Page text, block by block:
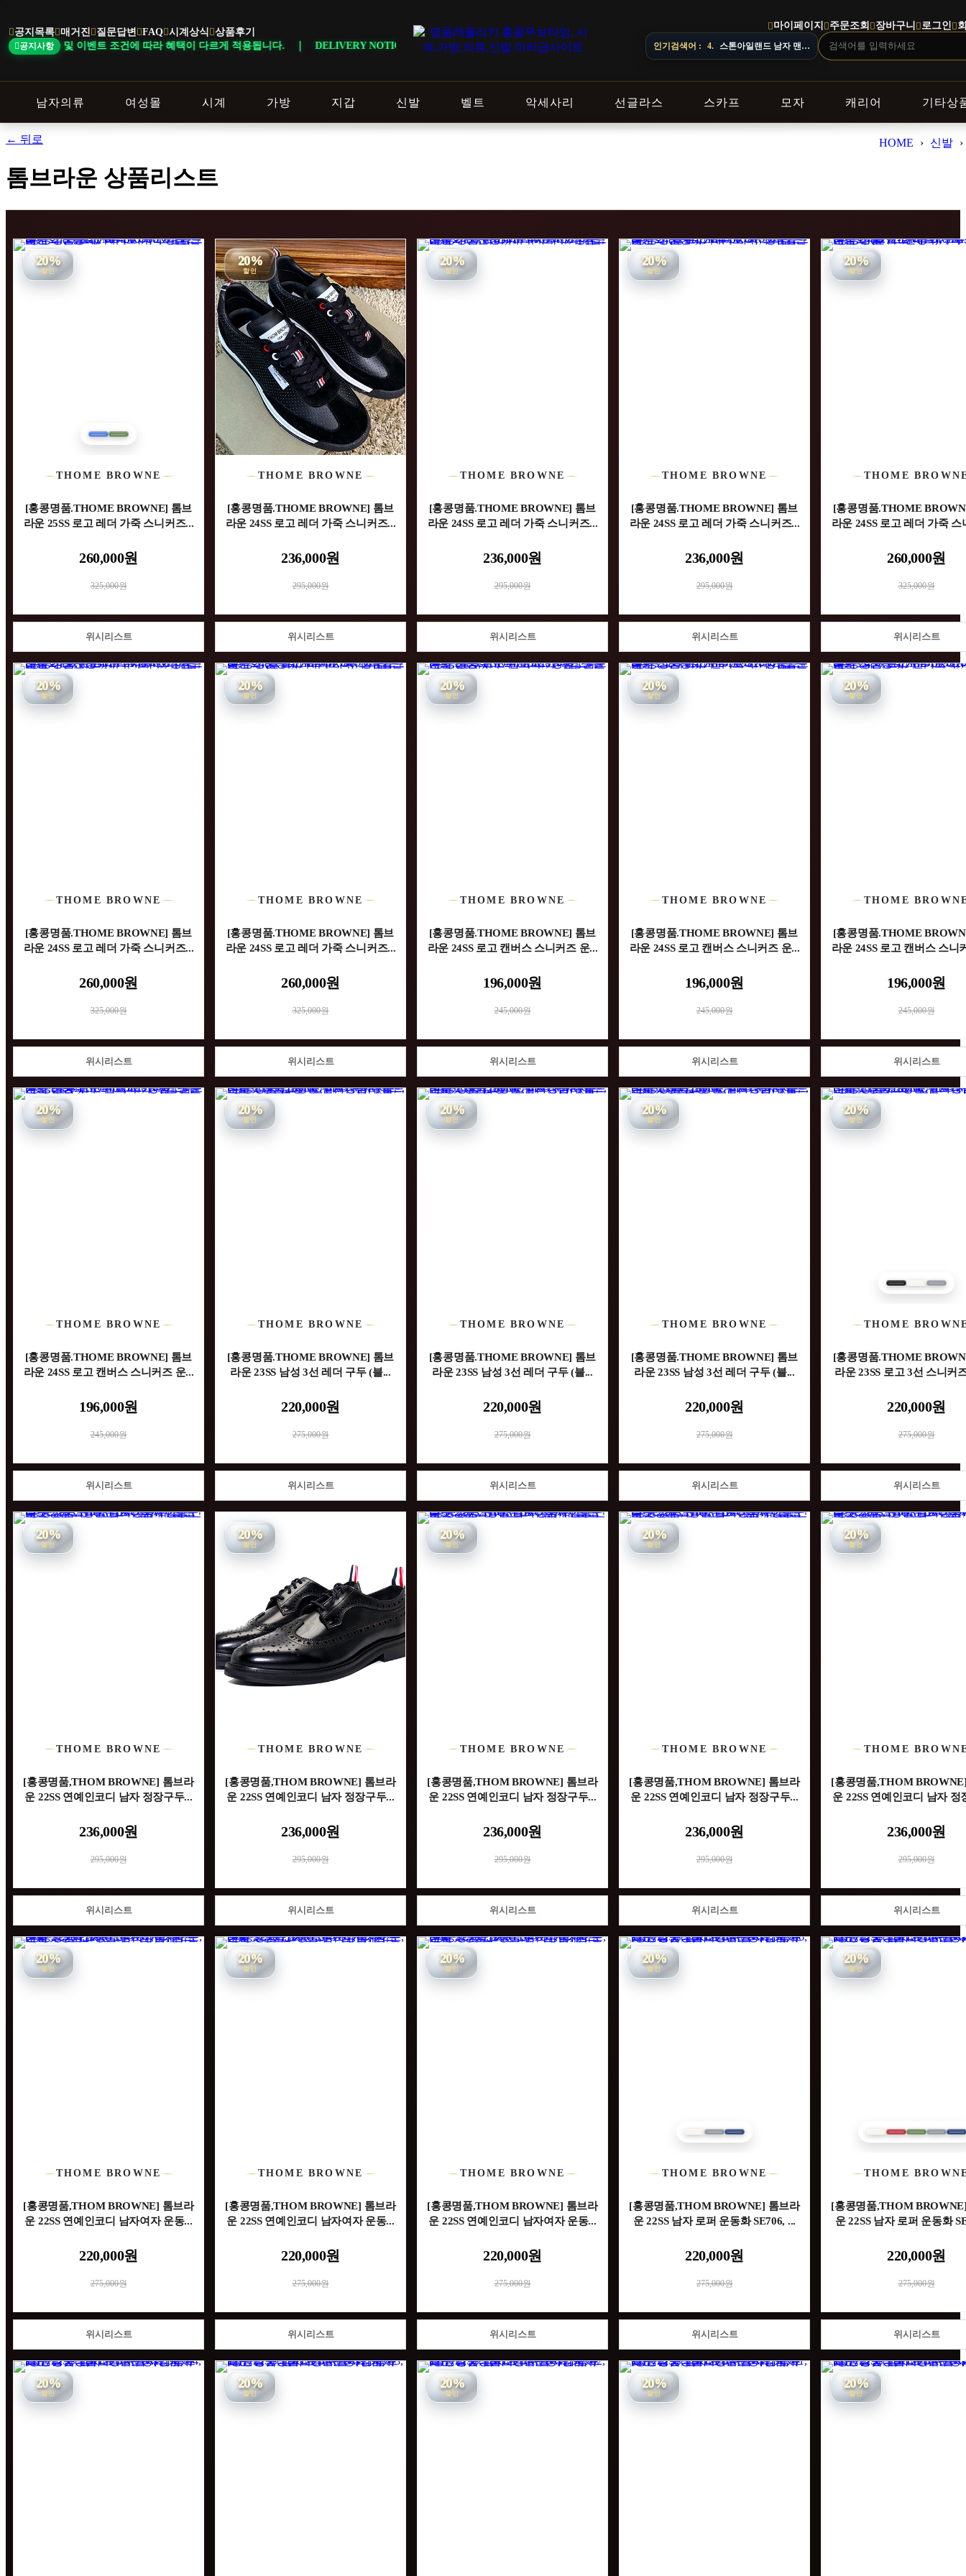
공지목록 매거진 질문답변 FAQ 시계상식 상품후기
공지사항
따라 혜택이 다르게 적용됩니다. ｜ DELIVERY NOTICE · 지역에 따라 배송 일정이 달라질 수 있으니 주문 전 상담창으로 문의해 주세요.
마이페이지 주문조회 장바구니 로그인
인기검색어 :
4. 스톤아일랜드 남자 맨투맨
5. 오프화이트 남자 후드
남자의류 여성몰 시계 가방 지갑 신발 벨트 악세사리 선글라스 스카프 모자 캐리어 기타상
바
로
기
← 뒤로 HOME › 신발 ›
톰브라운 상품리스트
20%
할인
THOME BROWNE
[홍콩명품.THOME BROWNE] 톰브
라운 25SS 로고 레더 가죽 스니커즈...
260,000원
325,000원
위시리스트
20%
할인
THOME BROWNE
[홍콩명품.THOME BROWNE] 톰브
라운 24SS 로고 레더 가죽 스니커즈...
236,000원
295,000원
위시리스트
20%
할인
THOME BROWNE
[홍콩명품.THOME BROWNE] 톰브
라운 24SS 로고 레더 가죽 스니커즈...
236,000원
295,000원
위시리스트
20%
할인
THOME BROWNE
[홍콩명품.THOME BROWNE] 톰브
라운 24SS 로고 레더 가죽 스니커즈...
236,000원
295,000원
위시리스트
20%
할인
THOME
[홍콩명품.THOME
라운 24SS 로고 레더 가죽 스
260,000원
325,000원
위시리스트
20%
할인
THOME BROWNE
[홍콩명품.THOME BROWNE] 톰브
라운 24SS 로고 레더 가죽 스니커즈...
260,000원
325,000원
위시리스트
20%
할인
THOME BROWNE
[홍콩명품.THOME BROWNE] 톰브
라운 24SS 로고 레더 가죽 스니커즈...
260,000원
325,000원
위시리스트
20%
할인
THOME BROWNE
[홍콩명품.THOME BROWNE] 톰브
라운 24SS 로고 캔버스 스니커즈 운...
196,000원
245,000원
위시리스트
20%
할인
THOME BROWNE
[홍콩명품.THOME BROWNE] 톰브
라운 24SS 로고 캔버스 스니커즈 운...
196,000원
245,000원
위시리스트
20%
할인
THOME
[홍콩명품.THOME
라운 24SS 로고 캔버스 스니
196,000원
245,000원
위시리스트
20%
할인
THOME BROWNE
[홍콩명품.THOME BROWNE] 톰브
라운 24SS 로고 캔버스 스니커즈 운...
196,000원
245,000원
위시리스트
20%
할인
THOME BROWNE
[홍콩명품.THOME BROWNE] 톰브
라운 23SS 남성 3선 레더 구두 (블...
220,000원
275,000원
위시리스트
20%
할인
THOME BROWNE
[홍콩명품.THOME BROWNE] 톰브
라운 23SS 남성 3선 레더 구두 (블...
220,000원
275,000원
위시리스트
20%
할인
THOME BROWNE
[홍콩명품.THOME BROWNE] 톰브
라운 23SS 남성 3선 레더 구두 (블...
220,000원
275,000원
위시리스트
20%
할인
THOME
[홍콩명품.THOME
라운 23SS 로고 3선 스니커
220,000원
275,000원
위시리스트
20%
할인
THOME BROWNE
[홍콩명품,THOM BROWNE] 톰브라
운 22SS 연예인코디 남자 정장구두...
236,000원
295,000원
위시리스트
20%
할인
THOME BROWNE
[홍콩명품,THOM BROWNE] 톰브라
운 22SS 연예인코디 남자 정장구두...
236,000원
295,000원
위시리스트
20%
할인
THOME BROWNE
[홍콩명품,THOM BROWNE] 톰브라
운 22SS 연예인코디 남자 정장구두...
236,000원
295,000원
위시리스트
20%
할인
THOME BROWNE
[홍콩명품,THOM BROWNE] 톰브라
운 22SS 연예인코디 남자 정장구두...
236,000원
295,000원
위시리스트
20%
할인
THOME
[홍콩명품,THOM
운 22SS 연예인코디 남자 정
236,000원
295,000원
위시리스트
20%
할인
THOME BROWNE
[홍콩명품,THOM BROWNE] 톰브라
운 22SS 연예인코디 남자여자 운동...
220,000원
275,000원
위시리스트
20%
할인
THOME BROWNE
[홍콩명품,THOM BROWNE] 톰브라
운 22SS 연예인코디 남자여자 운동...
220,000원
275,000원
위시리스트
20%
할인
THOME BROWNE
[홍콩명품,THOM BROWNE] 톰브라
운 22SS 연예인코디 남자여자 운동...
220,000원
275,000원
위시리스트
20%
할인
THOME BROWNE
[홍콩명품,THOM BROWNE] 톰브라
운 22SS 남자 로퍼 운동화 SE706, ...
220,000원
275,000원
위시리스트
20%
할인
THOME
[홍콩명품,THOM
운 22SS 남자 로퍼 운동화
220,000원
275,000원
위시리스트
20%
할인
20%
할인
20%
할인
20%
할인
20%
할인